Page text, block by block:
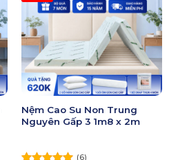
Nệm Cao Su Non Trung
Nguyên Gấp 3 1m8 x 2m
(6)